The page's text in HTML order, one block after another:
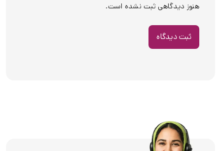
هنوز دیدگاهی ثبت نشده است.
ثبت دیدگاه